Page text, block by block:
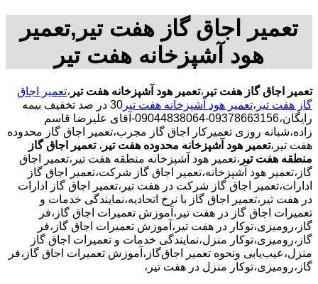
تعمیر اجاق گاز هفت تیر,تعمیر
هود آشپزخانه هفت تیر
تعمیر اجاق گاز هفت تیر ،تعمیر هود آشپزخانه هفت تیر ،تعمیر اجاق
گاز هفت تیر ،تعمیر هود آشپزخانه هفت تیر
30 در صد تخفیف بیمه
رایگان،09378663156-09044838064-آقای علیرضا قاسم
زاده،شبانه روزی تعمیرکار اجاق گاز مجرب،تعمیر اجاق گاز محدوده
هفت تیر،تعمیر هود آشپزخانه محدوده هفت تیر ، تعمیر اجاق گاز
منطقه هفت تیر ،تعمیر هود آشپزخانه منطقه هفت تیر،تعمیر اجاق
گاز،تعمیر هود آشپزخانه،تعمیر اجاق گاز شرکت،تعمیر اجاق گاز
ادارات،تعمیر اجاق گاز شرکت در هفت تیر،تعمیر اجاق گاز ادارات
در هفت تیر،تعمیر اجاق گاز با نرخ اتحادیه،نمایندگی خدمات و
تعمیرات اجاق گاز در هفت تیر،آموزش تعمیرات اجاق گاز،فر
گاز،رومیزی،توکار در هفت تیر،آموزش تعمیرات اجاق گاز،فر
گاز،رومیزی،توکار منزل،نمایندگی خدمات و تعمیرات اجاق گاز
منزل،عیب‌یابی ونحوه تعمیر اجاق‌گاز،آموزش تعمیرات اجاق گاز،فر
گاز،رومیزی،توکار منزل در هفت تیر،